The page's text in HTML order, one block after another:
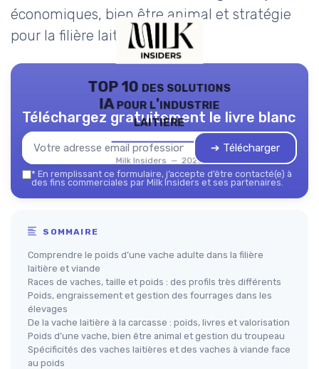
économiques, bien être animal et stratégie
pour la filière laitière.
TOP 10 des solutions
IA pour l'industrie
laitière
Milk Insiders — 2026
Téléchargez gratuitement le livre blanc
➔ Télécharger
* En remplissant ce formulaire, j’accepte d’être contacté(e) à
des fins commerciales par Milk Insiders et ses partenaires.
SOMMAIRE
Comprendre le poids d’une vache adulte dans la filière
laitière et viande
Races de vaches, taille et poids : des profils très différents
Poids, engraissement et gestion des fourrages dans les
élevages
De la vache laitière à la carcasse : poids, livres et valorisation
Poids d’une vache, bien être animal et gestion du troupeau
Spécificités des vaches laitières et des vaches à viande face
au poids